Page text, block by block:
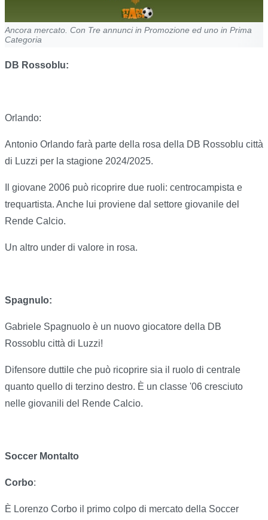
Ancora mercato. Con Tre annunci in Promozione ed uno in Prima
Categoria
DB Rossoblu:
Orlando:
Antonio Orlando farà parte della rosa della DB Rossoblu città
di Luzzi per la stagione 2024/2025.
Il giovane 2006 può ricoprire due ruoli: centrocampista e
trequartista. Anche lui proviene dal settore giovanile del
Rende Calcio.
Un altro under di valore in rosa.
Spagnulo:
Gabriele Spagnuolo è un nuovo giocatore della DB
Rossoblu città di Luzzi!
Difensore duttile che può ricoprire sia il ruolo di centrale
quanto quello di terzino destro. È un classe '06 cresciuto
nelle giovanili del Rende Calcio.
Soccer Montalto
Corbo:
È Lorenzo Corbo il primo colpo di mercato della Soccer